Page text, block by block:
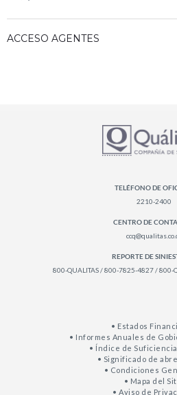
ACCESO AGENTES
TELÉFONO DE
2210-2400
CENTRO DE
REPORTE DE
800-QUALITAS / 800-7825-4827 / 800-
• Estados
• Informes Anuales de
• Índice de Suficiencia
• Significado de
• Condiciones
• Mapa del
• Aviso de